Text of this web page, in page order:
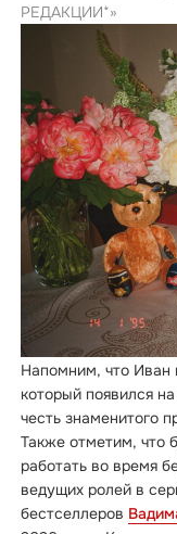
РЕДАКЦИИ*»
Напомним, что
который появился
честь знаменитого
Также отметим, что
работать во время
ведущих ролей в
бестселлеров